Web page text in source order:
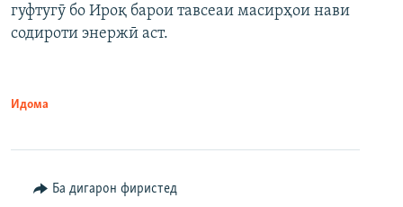
гуфтугӯ бо Ироқ барои тавсеаи масирҳои нави
содироти энержӣ аст.
Идома
Ба дигарон фиристед